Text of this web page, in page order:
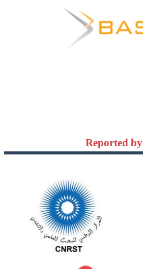
Reported by